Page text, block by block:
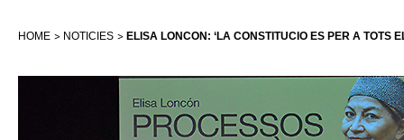
HOME NOTÍCIES ELISA LONCÓN: ‘LA CONSTITUCIÓ ÉS PER A TOTS